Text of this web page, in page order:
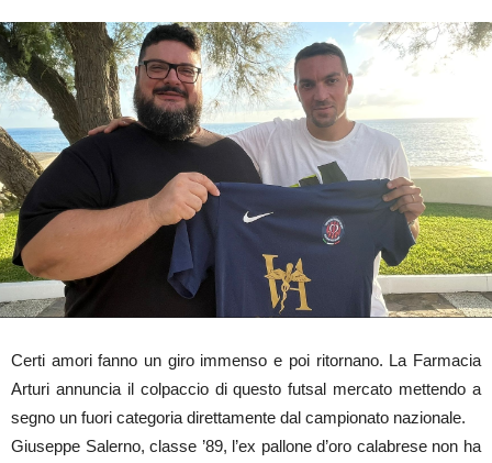
Certi amori fanno un giro immenso e poi ritornano. La Farmacia
Arturi annuncia il colpaccio di questo futsal mercato mettendo a
segno un fuori categoria direttamente dal campionato nazionale.
Giuseppe Salerno, classe ’89, l’ex pallone d’oro calabrese non ha